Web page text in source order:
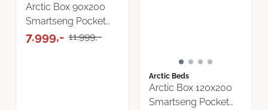
Arctic Box 90x200
Smartseng Pocket
med ...
7.999,- 11.999,-
Arctic Beds
Arctic Box 120x200
Smartseng Pocket